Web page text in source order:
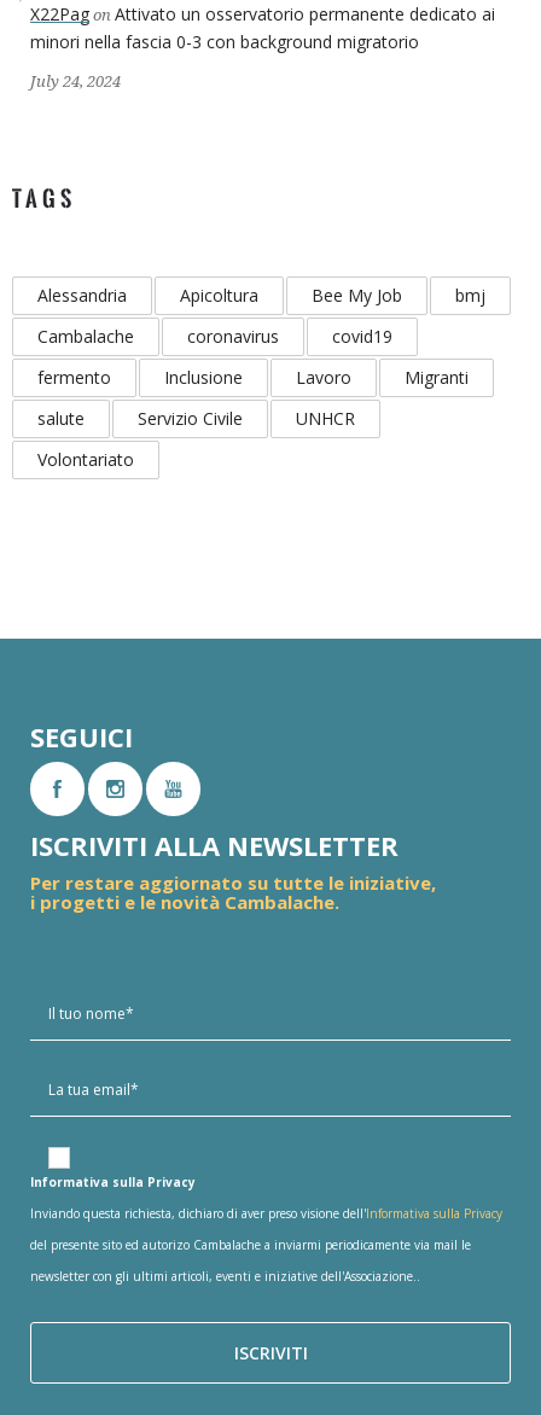
X22Pag on Attivato un osservatorio permanente dedicato ai
minori nella fascia 0-3 con background migratorio
July 24, 2024
TAGS
Alessandria Apicoltura Bee My Job
bmj
Cambalache
coronavirus
covid19
fermento
Inclusione Lavoro
Migranti
salute
Servizio Civile
UNHCR
Volontariato
SEGUICI
ISCRIVITI ALLA NEWSLETTER
Per restare aggiornato su tutte le iniziative,
i progetti e le novità Cambalache.
Informativa sulla Privacy
Inviando questa richiesta, dichiaro di aver preso visione dell'Informativa sulla Privacy
del presente sito ed autorizo Cambalache a inviarmi periodicamente via mail le
newsletter con gli ultimi articoli, eventi e iniziative dell'Associazione..